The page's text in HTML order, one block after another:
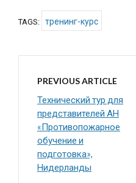
TAGS: тренинг-курс
PREVIOUS ARTICLE
Технический тур для
представителей АН
«Противопожарное
обучение и
подготовка»,
Нидерланды